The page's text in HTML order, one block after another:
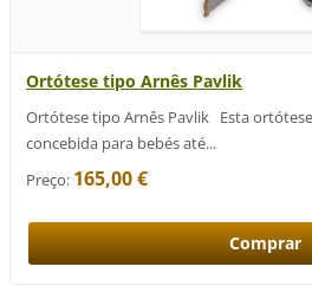
Ortótese tipo Arnês Pavlik
Ortótese tipo Arnês Pavlik Esta
concebida para bebés até...
Preço: 165,00 €